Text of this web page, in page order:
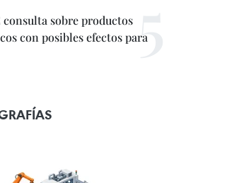
sobre productos
con posibles efectos para